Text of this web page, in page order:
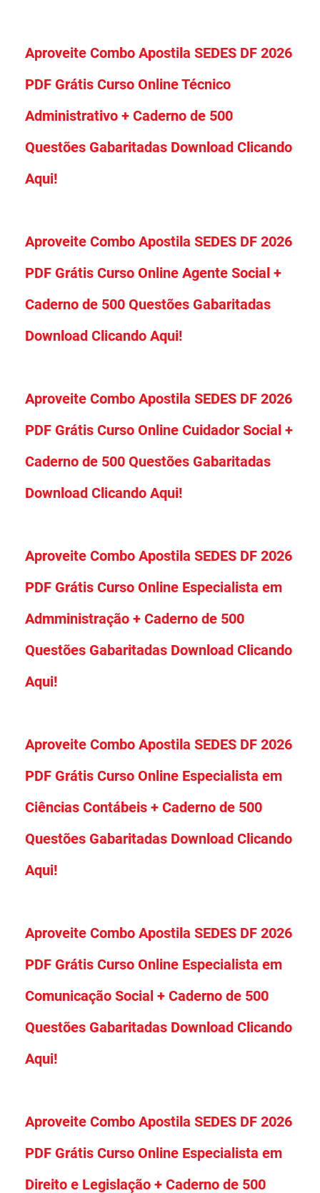
Aproveite Combo Apostila SEDES DF 2026
PDF Grátis Curso Online Técnico
Administrativo + Caderno de 500
Questões Gabaritadas Download Clicando
Aqui!
Aproveite Combo Apostila SEDES DF 2026
PDF Grátis Curso Online Agente Social +
Caderno de 500 Questões Gabaritadas
Download Clicando Aqui!
Aproveite Combo Apostila SEDES DF 2026
PDF Grátis Curso Online Cuidador Social +
Caderno de 500 Questões Gabaritadas
Download Clicando Aqui!
Aproveite Combo Apostila SEDES DF 2026
PDF Grátis Curso Online Especialista em
Admministração + Caderno de 500
Questões Gabaritadas Download Clicando
Aqui!
Aproveite Combo Apostila SEDES DF 2026
PDF Grátis Curso Online Especialista em
Ciências Contábeis + Caderno de 500
Questões Gabaritadas Download Clicando
Aqui!
Aproveite Combo Apostila SEDES DF 2026
PDF Grátis Curso Online Especialista em
Comunicação Social + Caderno de 500
Questões Gabaritadas Download Clicando
Aqui!
Aproveite Combo Apostila SEDES DF 2026
PDF Grátis Curso Online Especialista em
Direito e Legislação + Caderno de 500